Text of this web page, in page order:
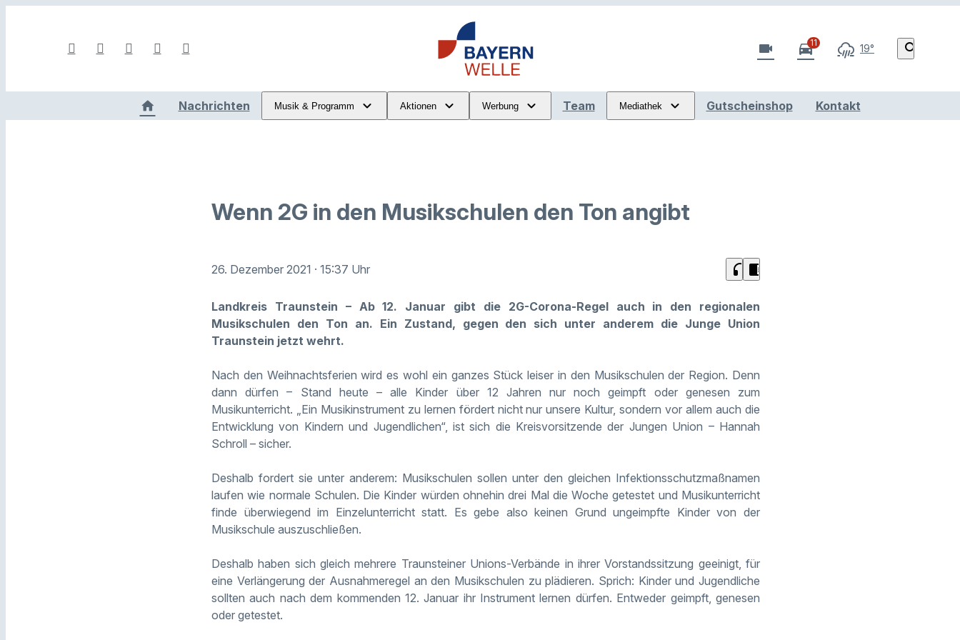
videocam directions_car11 19° search
Nachrichten Musik & Programm Aktionen Werbung Team Mediathek Gutscheinshop Kontakt
Wenn 2G in den Musikschulen den Ton angibt
26. Dezember 2021 · 15:37 Uhr headphones chrome_reader_mode
Landkreis Traunstein – Ab 12. Januar gibt die 2G-Corona-Regel auch in den regionalen
Musikschulen den Ton an. Ein Zustand, gegen den sich unter anderem die Junge Union
Traunstein jetzt wehrt.
Nach den Weihnachtsferien wird es wohl ein ganzes Stück leiser in den Musikschulen der Region. Denn
dann dürfen – Stand heute – alle Kinder über 12 Jahren nur noch geimpft oder genesen zum
Musikunterricht. „Ein Musikinstrument zu lernen fördert nicht nur unsere Kultur, sondern vor allem auch die
Entwicklung von Kindern und Jugendlichen“, ist sich die Kreisvorsitzende der Jungen Union – Hannah
Schroll – sicher.
Deshalb fordert sie unter anderem: Musikschulen sollen unter den gleichen Infektionsschutzmaßnamen
laufen wie normale Schulen. Die Kinder würden ohnehin drei Mal die Woche getestet und Musikunterricht
finde überwiegend im Einzelunterricht statt. Es gebe also keinen Grund ungeimpfte Kinder von der
Musikschule auszuschließen.
Deshalb haben sich gleich mehrere TraunsteinerUnions-Verbände in ihrer Vorstandssitzung geeinigt, für
eine Verlängerung der Ausnahmeregel an den Musikschulen zu plädieren. Sprich: Kinder und Jugendliche
sollten auch nach dem kommenden 12. Januar ihr Instrument lernen dürfen. Entweder geimpft, genesen
oder getestet.